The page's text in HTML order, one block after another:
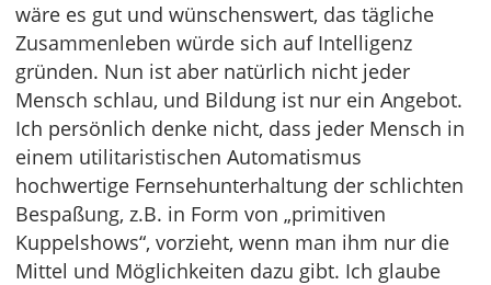
wäre es gut und wünschenswert, das tägliche
Zusammenleben würde sich auf Intelligenz
gründen. Nun ist aber natürlich nicht jeder
Mensch schlau, und Bildung ist nur ein Angebot.
Ich persönlich denke nicht, dass jeder Mensch in
einem utilitaristischen Automatismus
hochwertige Fernsehunterhaltung der schlichten
Bespaßung, z.B. in Form von „primitiven
Kuppelshows“, vorzieht, wenn man ihm nur die
Mittel und Möglichkeiten dazu gibt. Ich glaube